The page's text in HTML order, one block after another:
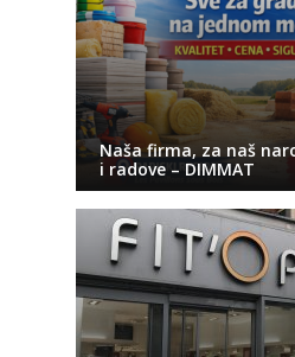
Naša firma, za naš
i radove – DIMMAT